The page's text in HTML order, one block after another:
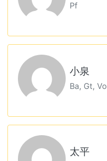
Pf
小泉
Ba, Gt, Vo
太平